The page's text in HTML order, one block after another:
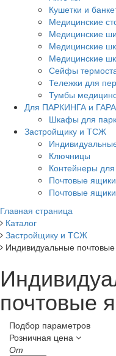
Кушетки и
Медицинские
Медицинские
Медицинские
Медицинские
Сейфы
Тележки для
Тумбы
Для ПАРКИНГА и
Шкафы для
Застройщику и ТСЖ
Ключницы
Контейнеры
Почтовые
Почтовые
Главная страница
Каталог
Застройщику и ТСЖ
Индивидуальные
почтовые
Подбор параметров
Розничная цена
От